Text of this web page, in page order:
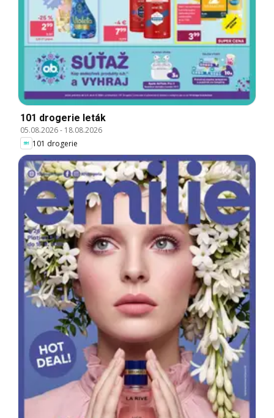
101 drogerie leták
05.08.2026- 18.08.2026
101 drogerie